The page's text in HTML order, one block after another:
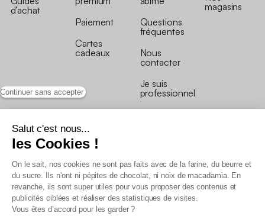
Continuer sans accepter
Salut c'est nous...
les Cookies !
On le sait, nos cookies ne sont pas faits avec de la farine, du beurre et
du sucre. Ils n’ont ni pépites de chocolat, ni noix de macadamia. En
revanche, ils sont super utiles pour vous proposer des contenus et
publicités ciblées et réaliser des statistiques de visites.
Vous êtes d’accord pour les garder ?
d’achat
Paiement
Cartes
cadeaux
Questions
fréquentes
Nous
contacter
Je suis
professionnel
magasins
Conditions générales de vente
Conditions générales du programme de fidélité
Charte de données personnelles
Conditions générales de vente Pro